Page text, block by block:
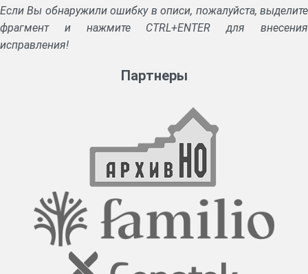
Если Вы обнаружили ошибку в описи, пожалуйста, выделите
фрагмент и нажмите CTRL+ENTER для внесения
исправления!
Партнеры